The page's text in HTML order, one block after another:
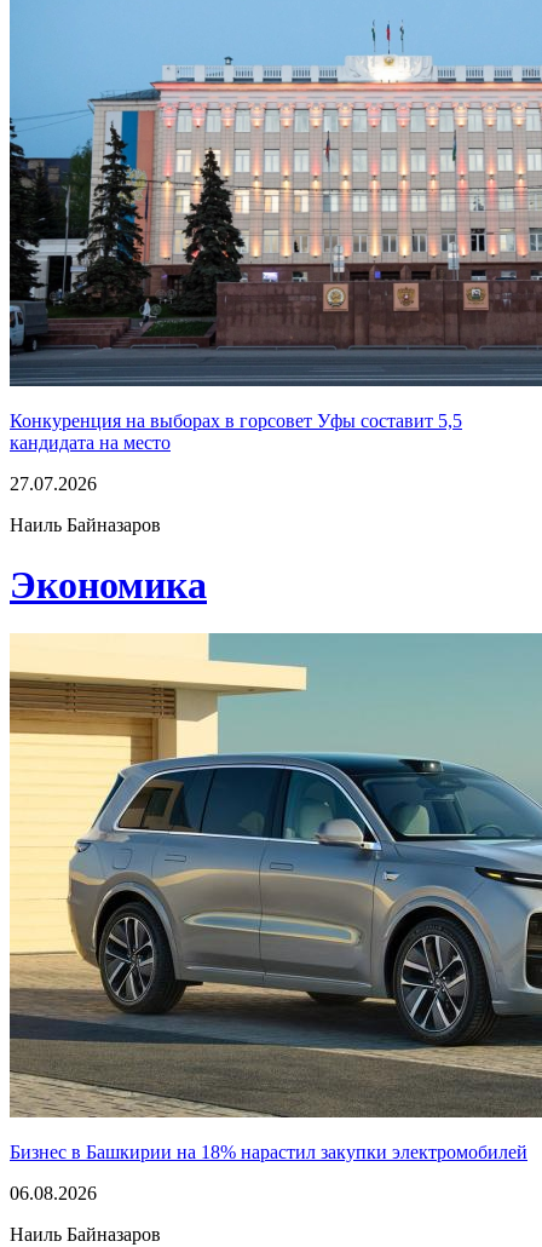
Конкуренция на выборах в горсовет Уфы составит 5,5
кандидата на место
27.07.2026
Наиль Байназаров
Экономика
Бизнес в Башкирии на 18% нарастил закупки электромобилей
06.08.2026
Наиль Байназаров